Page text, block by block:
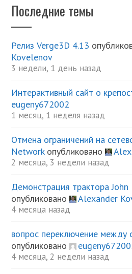
Последние темы
Релиз Verge3D 4.13
Kovelenov
3 недели, 1 день назад
Интерактивный сайт о
eugeny672002
1 месяц, 1 неделя назад
Отмена ограничений на
Networkопубликовано
2 месяца, 3 недели назад
Демонстрация трактора
опубликовано
Alexander
4 месяца назад
вопрос переключение между
опубликовано
4 месяца, 2 недели назад